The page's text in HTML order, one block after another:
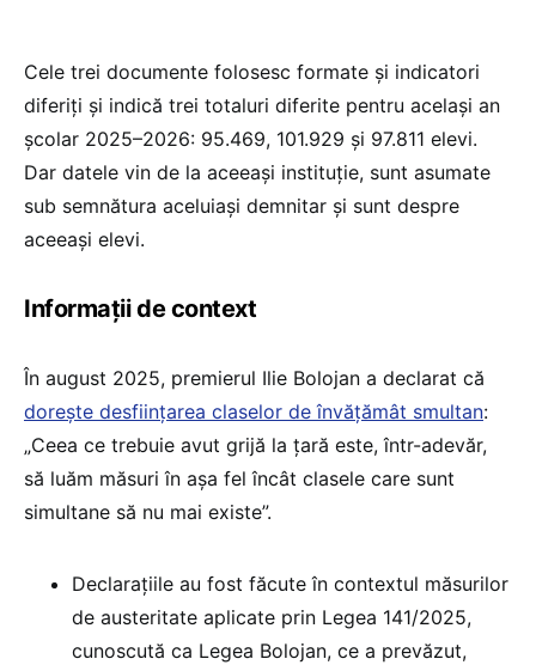
Cele trei documente folosesc formate și indicatori
diferiți și indică trei totaluri diferite pentru același an
școlar 2025–2026: 95.469, 101.929 și 97.811 elevi.
Dar datele vin de la aceeași instituție, sunt asumate
sub semnătura aceluiași demnitar și sunt despre
aceeași elevi.
Informații de context
În august 2025, premierul Ilie Bolojan a declarat că
dorește desființarea claselor de învățămât smultan:
„Ceea ce trebuie avut grijă la țară este, într-adevăr,
să luăm măsuri în așa fel încât clasele care sunt
simultane să nu mai existe”.
Declarațiile au fost făcute în contextul măsurilor
de austeritate aplicate prin Legea 141/2025,
cunoscută ca Legea Bolojan, ce a prevăzut,